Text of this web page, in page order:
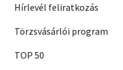
Hírlevél feliratkozás
Törzsvásárlói program
TOP 50